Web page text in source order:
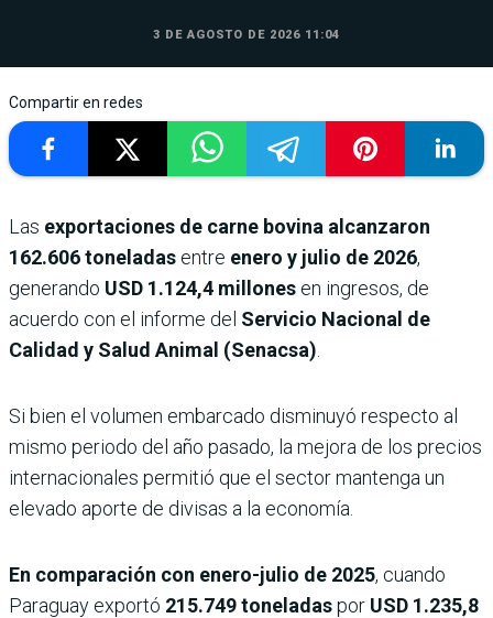
3 DE AGOSTO DE 2026 11:04
Compartir en redes
Las exportaciones de carne bovina alcanzaron
162.606 toneladas entre enero y julio de 2026,
generando USD 1.124,4 millones en ingresos, de
acuerdo con el informe del Servicio Nacional de
Calidad y Salud Animal (Senacsa)
Si bien el volumen embarcado disminuyó respecto al
mismo periodo del año pasado, la mejora de los precios
internacionales permitió que el sector mantenga un
elevado aporte de divisas a la economía.
En comparación con enero-julio de 2025, cuando
Paraguay exportó 215.749 toneladaspor USD 1.235,8